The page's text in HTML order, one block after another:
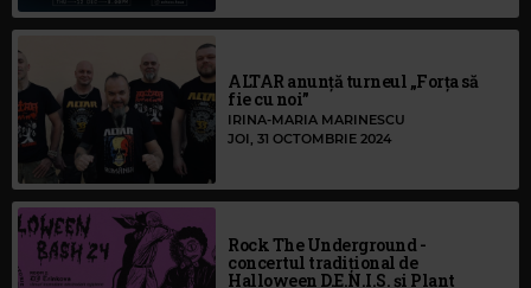
ALTAR anunță turneul „Forța să
fie cu noi”
IRINA-MARIA MARINESCU
JOI, 31 OCTOMBRIE 2024
Rock The Underground -
concertul tradițional de
Halloween D.E.N.I.S. și Plant